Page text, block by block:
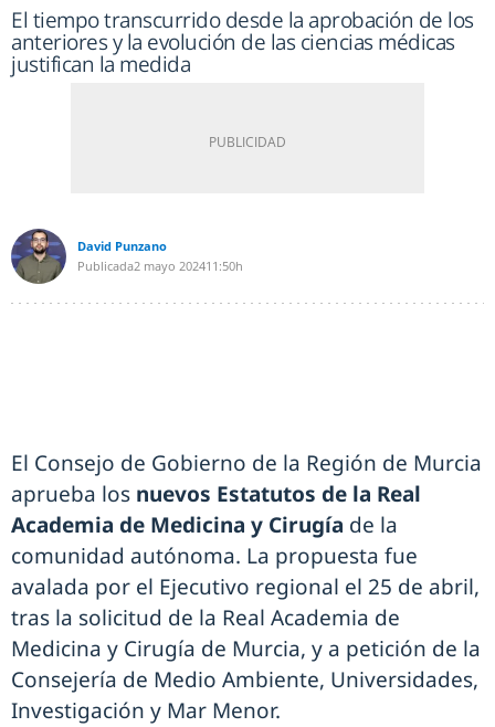
El tiempo transcurrido desde la aprobación de los
anteriores y la evolución de las ciencias médicas
justifican la medida
David Punzano
Publicada2 mayo 202411:50h
El Consejo de Gobierno de la Región de Murcia
aprueba los nuevos Estatutos de la Real
Academia de Medicina y Cirugía de la
comunidad autónoma. La propuesta fue
avalada por el Ejecutivo regional el 25 de abril,
tras la solicitud de la Real Academia de
Medicina y Cirugía de Murcia, y a petición de la
Consejería de Medio Ambiente, Universidades,
Investigación y Mar Menor.